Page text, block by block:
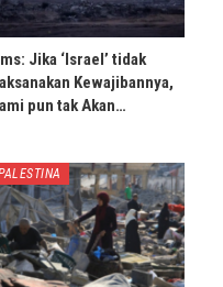
Jika ‘Israel’ tidak
Kewajibannya,
pun tak Akan…